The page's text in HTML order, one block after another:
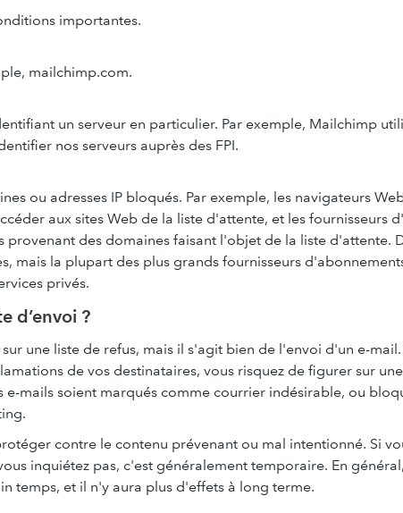
importantes.
mailchimp.com.
un serveur en particulier. Par exemple, Mailchimp
nos serveurs auprès des FPI.
ou adresses IP bloqués. Par exemple, les navigateurs
aux sites Web de la liste d'attente, et les fournisseurs
provenant des domaines faisant l'objet de la liste d'attente.
mais la plupart des plus grands fournisseurs
privés.
d’envoi ?
une liste de refus, mais il s'agit bien de l'envoi d'un e-mail.
de vos destinataires, vous risquez de figurer sur
e-mails soient marqués comme courrier indésirable, ou
contre le contenu prévenant ou mal intentionné. Si
inquiétez pas, c'est généralement temporaire. En
temps, et il n'y aura plus d'effets à long terme.